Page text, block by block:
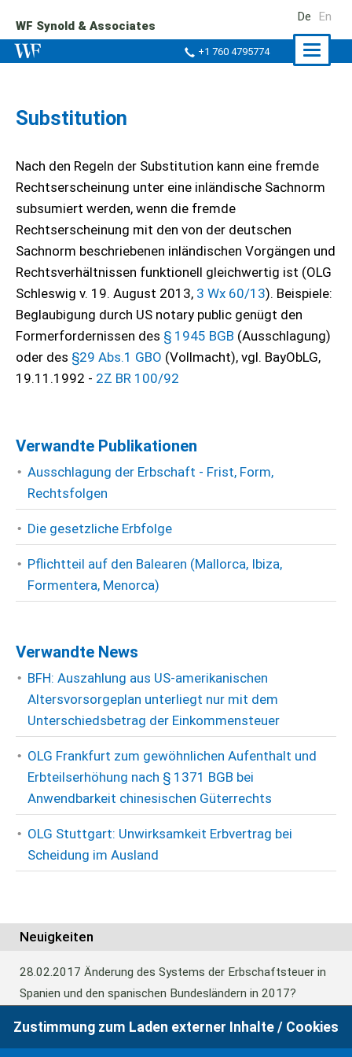
WF Synold & Associates
+1 760 4795774
De En
Substitution
Nach den Regeln der Substitution kann eine fremde
Rechtserscheinung unter eine inländische Sachnorm
subsumiert werden, wenn die fremde
Rechtserscheinung mit den von der deutschen
Sachnorm beschriebenen inländischen Vorgängen und
Rechtsverhältnissen funktionell gleichwertig ist (OLG
Schleswig v. 19. August 2013, 3 Wx 60/13). Beispiele:
Beglaubigung durch US notary public genügt den
Formerfordernissen des § 1945 BGB (Ausschlagung)
oder des §29 Abs.1 GBO (Vollmacht), vgl. BayObLG,
19.11.1992 - 2Z BR 100/92
Verwandte Publikationen
Ausschlagung der Erbschaft - Frist, Form,
Rechtsfolgen
Die gesetzliche Erbfolge
Pflichtteil auf den Balearen (Mallorca, Ibiza,
Formentera, Menorca)
Verwandte News
BFH: Auszahlung aus US-amerikanischen
Altersvorsorgeplan unterliegt nur mit dem
Unterschiedsbetrag der Einkommensteuer
OLG Frankfurt zum gewöhnlichen Aufenthalt und
Erbteilserhöhung nach § 1371 BGB bei
Anwendbarkeit chinesischen Güterrechts
OLG Stuttgart: Unwirksamkeit Erbvertrag bei
Scheidung im Ausland
Neuigkeiten
28.02.2017 Änderung des Systems der Erbschaftsteuer in
Spanien und den spanischen Bundesländern in 2017?
24.06.2016Europäisches Güterrecht verabschiedet
Zustimmung zum Laden externer Inhalte / Cookies